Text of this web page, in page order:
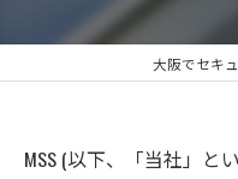
大阪でセキ
MSS (以下、「当社」と